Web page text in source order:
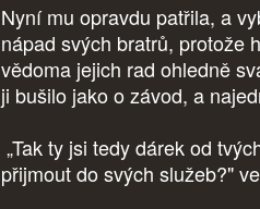
Nyní mu opravdu patřila, a
nápad svých bratrů, protože
vědoma jejich rad ohledně
ji bušilo jako o závod, a
„Tak ty jsi tedy dárek od
přijmout do svých služeb?"